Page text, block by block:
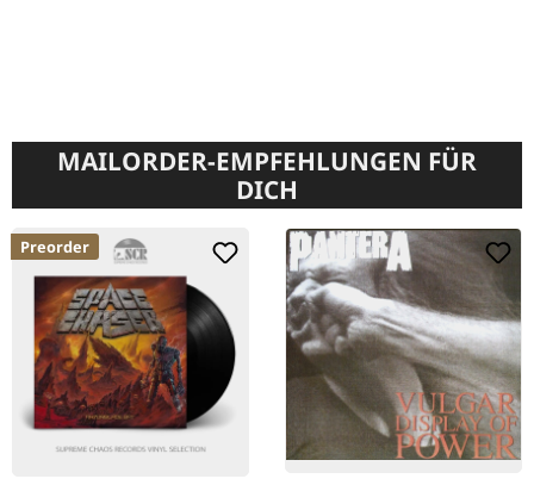
MAILORDER-EMPFEHLUNGEN FÜR
DICH
Preorder